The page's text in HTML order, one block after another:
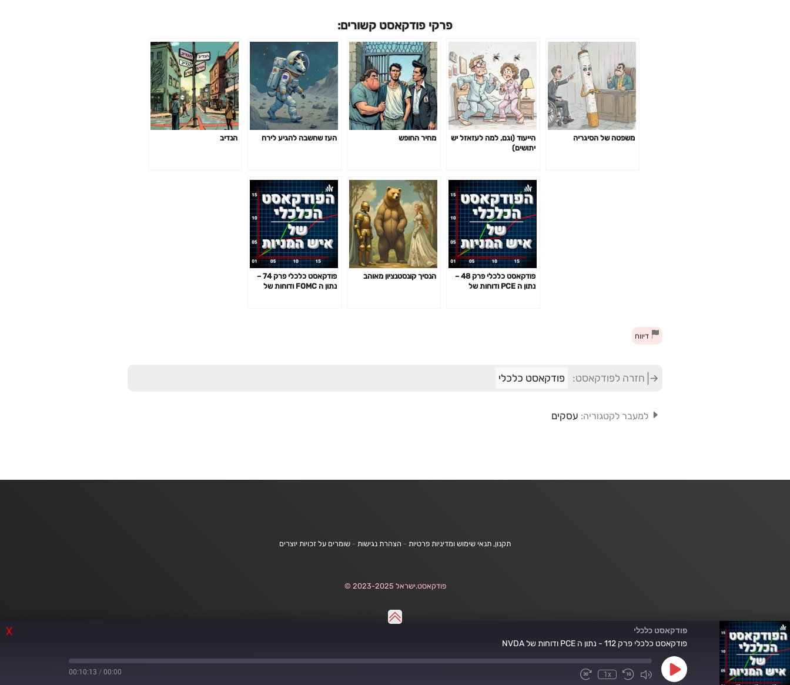
X פודקאסט כלכלי
פודקאסט כלכלי פרק 112 - נתון ה PCE ודוחות של NVDA
Play
Episode
Mute/Unmute
Rewind
1x
Fast
00:00
/
00:10:13
פרקי פודקאסט קשורים:
משפטה של הסיגריה
הייעוד (וגם, למה לעזאזל יש
יתושים)
מחיר החופש העז שחשבה להגיע לירח הנדיב
פודקאסט כלכלי פרק 48 –
נתון ה PCE ודוחות של
הנסיך קונסטנציון מאוהב
פודקאסט כלכלי פרק 74 –
נתון ה FOMC ודוחות של
דיווח
חזרה לפודקאסט: פודקאסט כלכלי
למעבר לקטגוריה: עסקים
תקנון, תנאי שימוש ומדיניות פרטיות - הצהרת נגישות - שומרים על זכויות יוצרים
פודקאסט.ישראל 2023-2025 ©